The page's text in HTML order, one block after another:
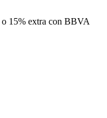
15% extra con BBVA